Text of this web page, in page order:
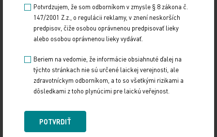
Potvrdzujem, že som odborníkom v zmysle § 8 zákona č.
147/2001 Z.z., o regulácii reklamy, v znení neskorších
predpisov, čiže osobou oprávnenou predpisovať lieky
alebo osobou oprávnenou lieky vydávať.
Beriem na vedomie, že informácie obsiahnuté ďalej na
týchto stránkach nie sú určené laickej verejnosti, ale
zdravotníckym odborníkom, a to so všetkými rizikami a
dôsledkami z toho plynúcimi pre laickú veřejnost.
POTVRDIŤ